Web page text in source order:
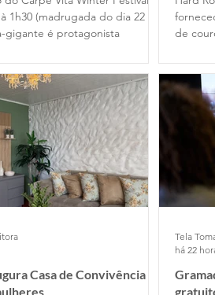
1h30 (madrugada do dia 22 de
gigante é protagonista
de
Casa de Convivência
Tela
há 22